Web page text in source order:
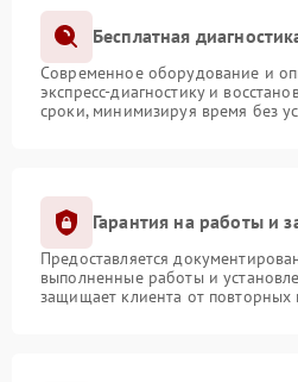
Бесплатная
Современное оборудование и
экспресс-диагностику и
сроки, минимизируя время без
Гарантия на работы и
Предоставляется
выполненные работы и
защищает клиента от повторных